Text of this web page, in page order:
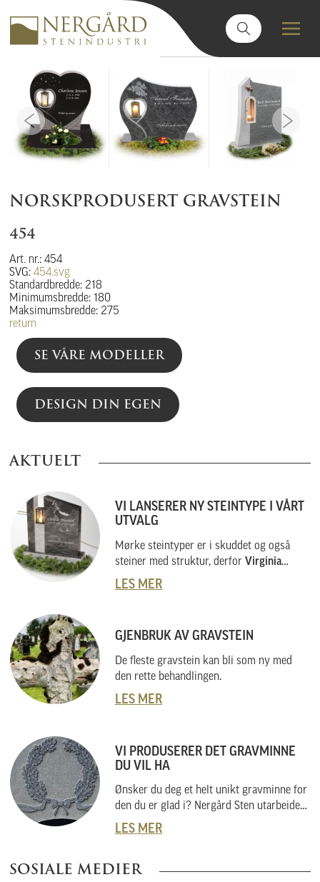
NORSKPRODUSERT GRAVSTEIN
454
Art. nr.: 454
SVG:454.svg
Standardbredde: 218
Minimumsbredde: 180
Maksimumsbredde: 275
return
SE VÅRE MODELLER
DESIGN DIN EGEN
AKTUELT
VI LANSERER NY STEINTYPE I VÅRT
UTVALG
Mørke steintyper er i skuddet og også
steiner med struktur, derfor Virginia
Black.
LES MER
GJENBRUK AV GRAVSTEIN
De fleste gravstein kan bli som ny med
den rette behandlingen.
LES MER
VI PRODUSERER DET GRAVMINNE
DU VIL HA
Ønsker du deg et helt unikt gravminne for
den du er glad i? Nergård Sten utarbeider
også helt unike gravminner i samarbeid
med kunder. Vi skal her forklare hvordan
om du har noe helt spesielt i tankene.
LES MER
SOSIALE MEDIER